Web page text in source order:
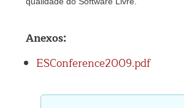
Anexos:
ESConference2009.pdf